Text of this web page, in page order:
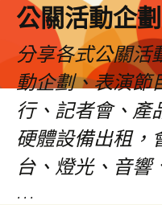
公關活動企劃
分享各式公關活
動企劃、表演節
行、記者會、產
硬體設備出租，
台、燈光、音響
…